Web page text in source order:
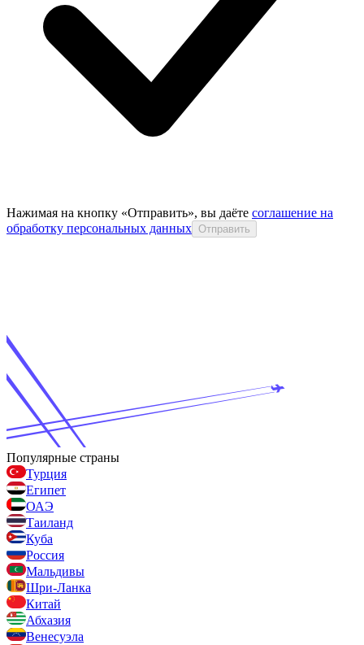
Нажимая на кнопку «Отправить», вы даёте соглашение на
обработку персональных данных Отправить
Популярные страны
Турция
Египет
ОАЭ
Таиланд
Куба
Россия
Мальдивы
Шри-Ланка
Китай
Абхазия
Венесуэла